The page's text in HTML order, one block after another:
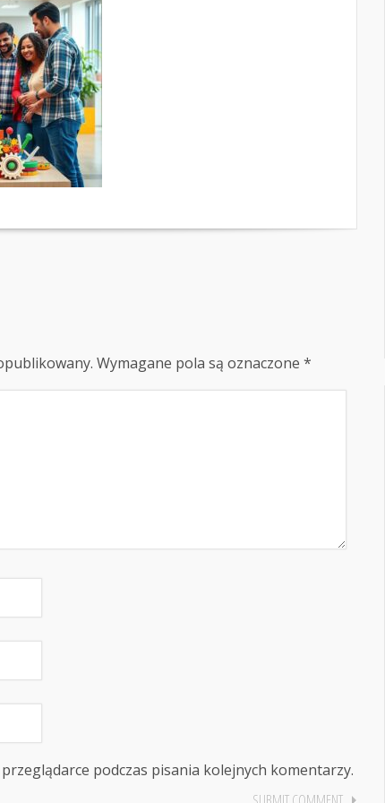
Wymagane pola są oznaczone *
podczas pisania kolejnych komentarzy.